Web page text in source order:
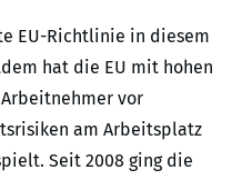
EU-Richtlinie in diesem
hat die EU mit hohen
vor
am Arbeitsplatz
Seit 2008 ging die